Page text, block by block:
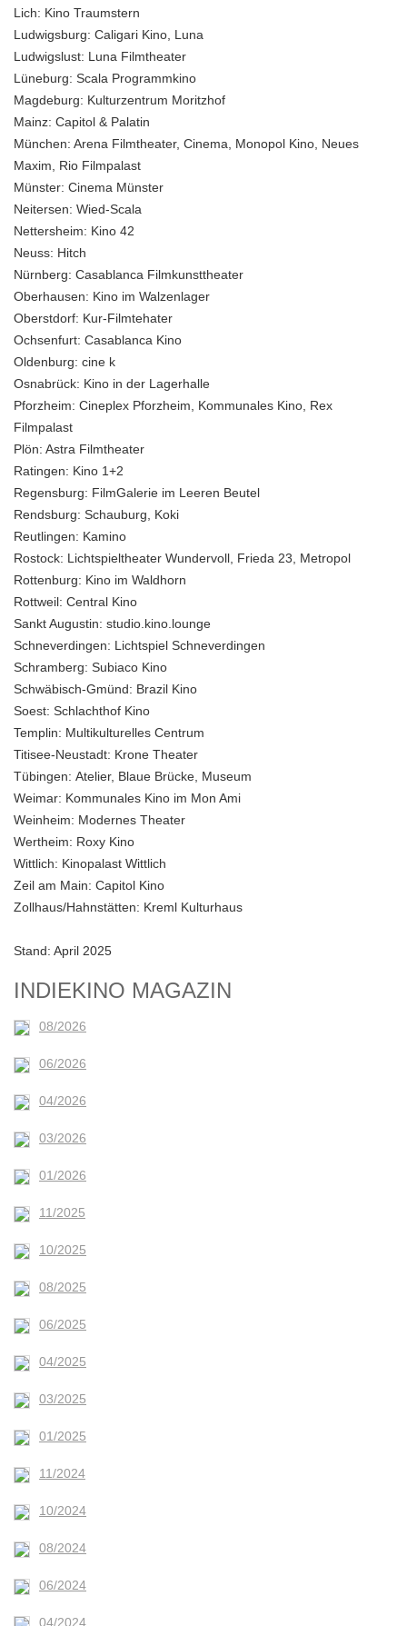
Lich: Kino Traumstern
Ludwigsburg: Caligari Kino, Luna
Ludwigslust: Luna Filmtheater
Lüneburg: Scala Programmkino
Magdeburg: Kulturzentrum Moritzhof
Mainz: Capitol & Palatin
München: Arena Filmtheater, Cinema, Monopol Kino, Neues
Maxim, Rio Filmpalast
Münster: Cinema Münster
Neitersen: Wied-Scala
Nettersheim: Kino 42
Neuss: Hitch
Nürnberg: Casablanca Filmkunsttheater
Oberhausen: Kino im Walzenlager
Oberstdorf: Kur-Filmtehater
Ochsenfurt: Casablanca Kino
Oldenburg: cine k
Osnabrück: Kino in der Lagerhalle
Pforzheim: Cineplex Pforzheim, Kommunales Kino, Rex
Filmpalast
Plön: Astra Filmtheater
Ratingen: Kino 1+2
Regensburg: FilmGalerie im Leeren Beutel
Rendsburg: Schauburg, Koki
Reutlingen: Kamino
Rostock: Lichtspieltheater Wundervoll, Frieda 23, Metropol
Rottenburg: Kino im Waldhorn
Rottweil: Central Kino
Sankt Augustin: studio.kino.lounge
Schneverdingen: Lichtspiel Schneverdingen
Schramberg: Subiaco Kino
Schwäbisch-Gmünd: Brazil Kino
Soest: Schlachthof Kino
Templin: Multikulturelles Centrum
Titisee-Neustadt: Krone Theater
Tübingen: Atelier, Blaue Brücke, Museum
Weimar: Kommunales Kino im Mon Ami
Weinheim: Modernes Theater
Wertheim: Roxy Kino
Wittlich: Kinopalast Wittlich
Zeil am Main: Capitol Kino
Zollhaus/Hahnstätten: Kreml Kulturhaus
Stand: April 2025
INDIEKINO MAGAZIN
08/2026
06/2026
04/2026
03/2026
01/2026
11/2025
10/2025
08/2025
06/2025
04/2025
03/2025
01/2025
11/2024
10/2024
08/2024
06/2024
04/2024